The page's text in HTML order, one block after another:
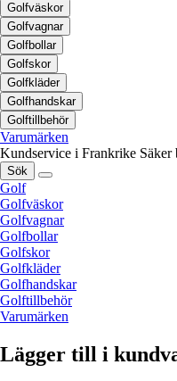
Golfväskor
Golfvagnar
Golfbollar
Golfskor
Golfkläder
Golfhandskar
Golftillbehör
Varumärken
Kundservice i Frankrike Säker
Sök
Golf
Golfväskor
Golfvagnar
Golfbollar
Golfskor
Golfkläder
Golfhandskar
Golftillbehör
Varumärken
Lägger till i